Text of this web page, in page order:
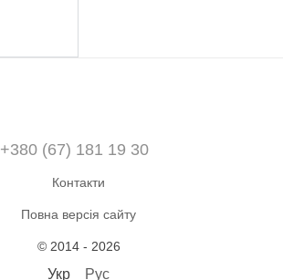
+380 (67) 181 19 30
Контакти
Повна версія сайту
© 2014 - 2026
Укр Рус